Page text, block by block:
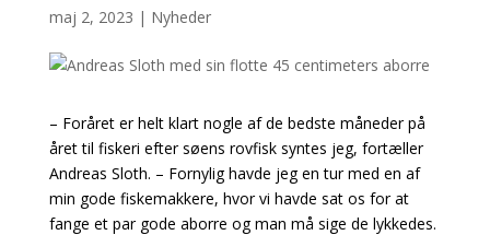
maj 2, 2023 | Nyheder
– Foråret er helt klart nogle af de bedste måneder på
året til fiskeri efter søens rovfisk syntes jeg, fortæller
Andreas Sloth. – Fornylig havde jeg en tur med en af
min gode fiskemakkere, hvor vi havde sat os for at
fange et par gode aborre og man må sige de lykkedes.